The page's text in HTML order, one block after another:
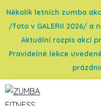
Několik letních zumba
/foto v GALERII 2026/ a
Aktuální rozpis akcí
Pravidelné lekce